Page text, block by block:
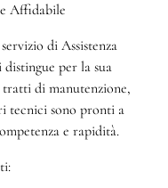
Affidabile
di Assistenza
per la sua
tratti di manutenzione,
tecnici sono pronti a
e rapidità.